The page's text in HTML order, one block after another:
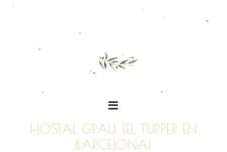
HOSTAL GRAU. {EL TUPPER EN
BARCELONA}